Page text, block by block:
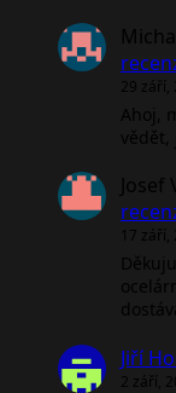
29 září,
Ahoj,
vědět,
Josef
17 září,
Jiří
2 září,